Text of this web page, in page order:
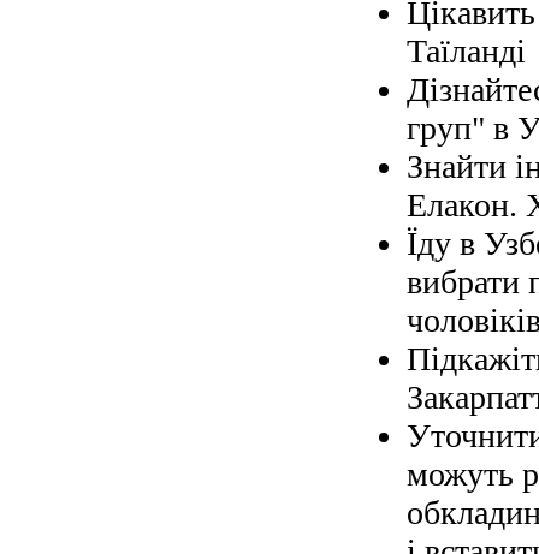
Таїланді
груп" в
Знайти
Елакон.
Їду в
вибрати
можуть